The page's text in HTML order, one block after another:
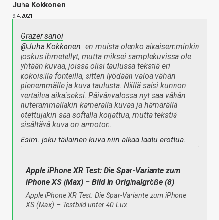
Juha Kokkonen
9.4.2021
Grazer sanoi
@Juha Kokkonen en muista olenko aikaisemminkin
joskus ihmetellyt, mutta miksei samplekuvissa ole
yhtään kuvaa, joissa olisi taulussa tekstiä eri
kokoisilla fonteilla, sitten lyödään valoa vähän
pienemmälle ja kuva taulusta. Niillä saisi kunnon
vertailua aikaiseksi. Päivänvalossa nyt saa vähän
huterammallakin kameralla kuvaa ja hämärällä
otettujakin saa softalla korjattua, mutta tekstiä
sisältävä kuva on armoton.
Esim. joku tällainen kuva niin alkaa laatu erottua.
Apple iPhone XR Test: Die Spar-Variante zum
iPhone XS (Max) – Bild in Originalgröße (8)
Apple iPhone XR Test: Die Spar-Variante zum iPhone
XS (Max) – Testbild unter 40 Lux